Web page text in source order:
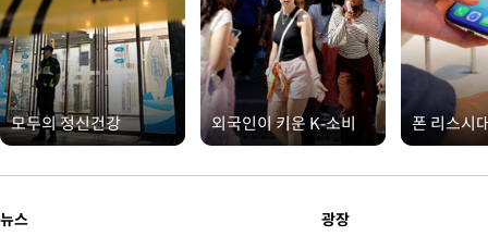
모두의 정신건강 외국인이 키운 K-소비 폰 리스시
뉴스 광장